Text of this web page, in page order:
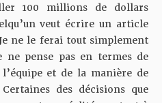
100 millions de dollars
veut écrire un article
ne le ferai tout simplement
pense pas en termes de
et de la manière de
des décisions que